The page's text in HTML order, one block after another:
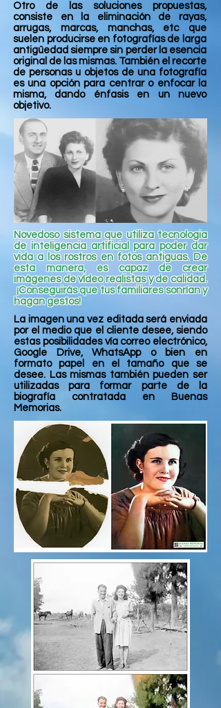
Otro de las soluciones propuestas,
consiste en la eliminación de rayas,
arrugas, marcas, manchas, etc que
suelen producirse en fotografías de larga
antigüedad siempre sin perder la esencia
original de las mismas. También el recorte
de personas u objetos de una fotografía
es una opción para centrar o enfocar la
misma, dando énfasis en un nuevo
objetivo.
Novedoso sistema que utiliza tecnologia
de inteligencia artificial para poder dar
vida a los rostros en fotos antiguas. De
esta manera, es capaz de crear
imágenes de vídeo realistas y de calidad.
¡Conseguirás que tus familiares sonrían y
hagan gestos!
La imagen una vez editada será enviada
por el medio que el cliente desee, siendo
estas posibilidades vía correo electrónico,
Google Drive, WhatsApp o bien en
formato papel en el tamaño que se
desee. Las mismas también pueden ser
utilizadas para formar parte de la
biografía contratada en Buenas
Memorias.